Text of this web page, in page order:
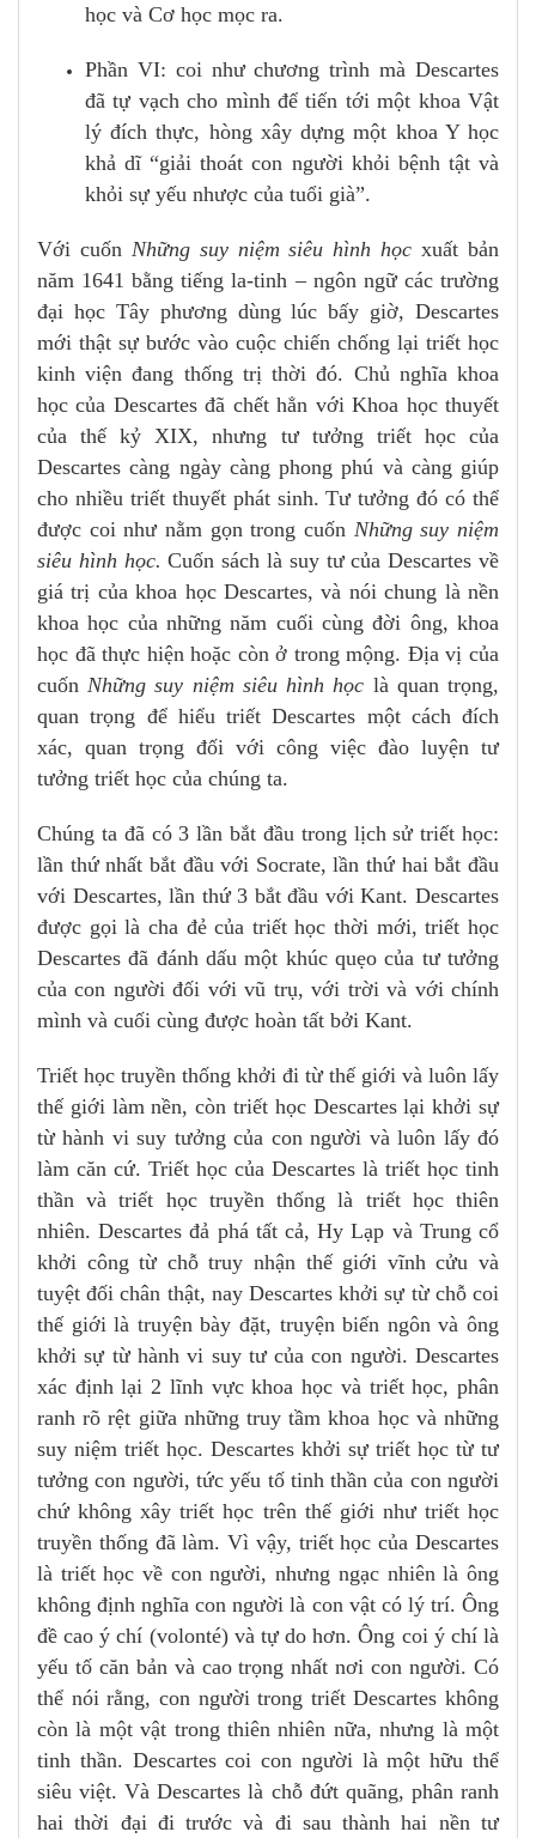
học và Cơ học mọc ra.
Phần VI: coi như chương trình mà Descartes
đã tự vạch cho mình để tiến tới một khoa Vật
lý đích thực, hòng xây dựng một khoa Y học
khả dĩ “giải thoát con người khỏi bệnh tật và
khỏi sự yếu nhược của tuổi già”.
Với cuốn Những suy niệm siêu hình họcxuất bản
năm 1641 bằng tiếng la-tinh – ngôn ngữ các trường
đại học Tây phương dùng lúc bấy giờ, Descartes
mới thật sự bước vào cuộc chiến chống lại triết học
kinh viện đang thống trị thời đó. Chủ nghĩa khoa
học của Descartes đã chết hẳn với Khoa học thuyết
của thế kỷ XIX, nhưng tư tưởng triết học của
Descartes càng ngày càng phong phú và càng giúp
cho nhiều triết thuyết phát sinh. Tư tưởng đó có thể
được coi như nằm gọn trong cuốn Những suy niệm
siêu hình học.Cuốn sách là suy tư của Descartes về
giá trị của khoa học Descartes, và nói chung là nền
khoa học của những năm cuối cùng đời ông, khoa
học đã thực hiện hoặc còn ở trong mộng. Địa vị của
cuốn Những suy niệm siêu hình học là quan trọng,
quan trọng để hiểu triết Descartes một cách đích
xác, quan trọng đối với công việc đào luyện tư
tưởng triết học của chúng ta.
Chúng ta đã có 3 lần bắt đầu trong lịch sử triết học:
lần thứ nhất bắt đầu với Socrate, lần thứ hai bắt đầu
với Descartes, lần thứ 3 bắt đầu với Kant. Descartes
được gọi là cha đẻ của triết học thời mới, triết học
Descartes đã đánh dấu một khúc quẹo của tư tưởng
của con người đối với vũ trụ, với trời và với chính
mình và cuối cùng được hoàn tất bởi Kant.
Triết học truyền thống khởi đi từ thế giới và luôn lấy
thế giới làm nền, còn triết học Descartes lại khởi sự
từ hành vi suy tưởng của con người và luôn lấy đó
làm căn cứ. Triết học của Descartes là triết học tinh
thần và triết học truyền thống là triết học thiên
nhiên. Descartes đả phá tất cả, Hy Lạp và Trung cổ
khởi công từ chỗ truy nhận thế giới vĩnh cửu và
tuyệt đối chân thật, nay Descartes khởi sự từ chỗ coi
thế giới là truyện bày đặt, truyện biến ngôn và ông
khởi sự từ hành vi suy tư của con người. Descartes
xác định lại 2 lĩnh vực khoa học và triết học, phân
ranh rõ rệt giữa những truy tầm khoa học và những
suy niệm triết học. Descartes khởi sự triết học từ tư
tưởng con người, tức yếu tố tinh thần của con người
chứ không xây triết học trên thế giới như triết học
truyền thống đã làm. Vì vậy, triết học của Descartes
là triết học về con người, nhưng ngạc nhiên là ông
không định nghĩa con người là con vật có lý trí. Ông
đề cao ý chí (volonté) và tự do hơn. Ông coi ý chí là
yếu tố căn bản và cao trọng nhất nơi con người. Có
thể nói rằng, con người trong triết Descartes không
còn là một vật trong thiên nhiên nữa, nhưng là một
tinh thần. Descartes coi con người là một hữu thể
siêu việt. Và Descartes là chỗ đứt quãng, phân ranh
hai thời đại đi trước và đi sau thành hai nền tư